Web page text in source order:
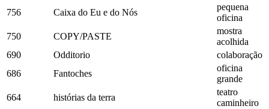
756
Caixa do Eu e do Nós
pequena
oficina
750
COPY/PASTE
mostra
acolhida
690
Odditorio
colaboração
686
Fantoches
oficina
grande
664
histórias da terra
teatro
caminheiro